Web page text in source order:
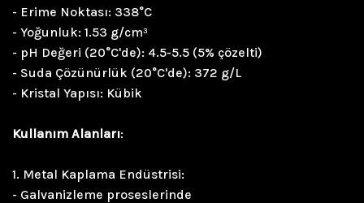
- Erime Noktası: 338°C
- Yoğunluk: 1.53 g/cm³
- pH Değeri (20°C'de): 4.5-5.5 (5% çözelti)
- Suda Çözünürlük (20°C'de): 372 g/L
- Kristal Yapısı: Kübik
Kullanım Alanları:
1. Metal Kaplama Endüstrisi:
- Galvanizleme proseslerinde